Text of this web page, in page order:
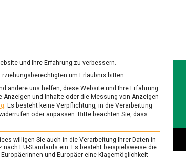
(G. G. A.)
ERNÄHRUNG & GESUNDHEIT/FEATURED/KULTUR
Drink Doch Ene Met: Kölsch
9. Februar 2024 Johannes Comment
und Ihre Erfahrung zu verbessern.
um Erlaubnis bitten.
andere uns helfen, diese Website und Ihre Erfahrung
Anzeigen und Inhalte oder die Messung von Anzeigen
. Es besteht keine Verpflichtung, in die Verarbeitung
oder anpassen. Bitte beachten Sie, dass
willigen Sie auch in die Verarbeitung Ihrer Daten in
nach EU-Standards ein. Es besteht beispielsweise die
und Europäer eine Klagemöglichkeit